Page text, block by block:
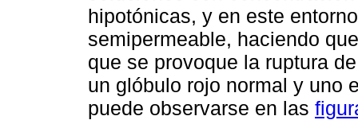
hipotónicas, y en este
semipermeable, haciendo
que se provoque la ruptura
un glóbulo rojo normal y uno
puede observarse en las